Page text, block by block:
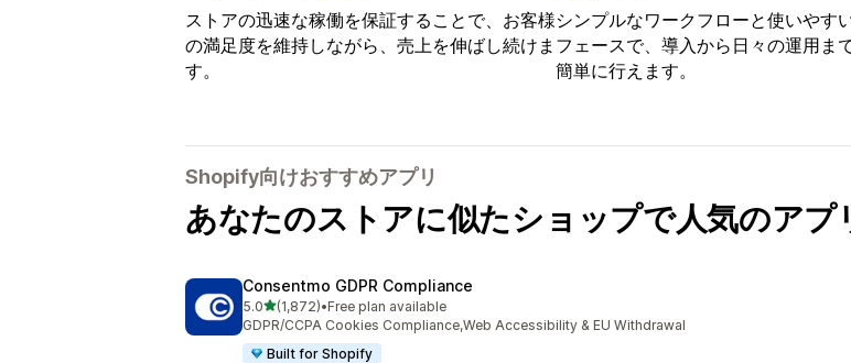
ストアの迅速な稼働を保証することで、お客様
の満足度を維持しながら、売上を伸ばし続けま
す。
シンプルなワークフローと使いやす
フェースで、導入から日々の運用ま
簡単に行えます。
Shopify向けおすすめアプリ
あなたのストアに似たショップで人気のアプ
Consentmo GDPR Compliance
5.05つ星中
(1,872)
合計レビュー数：1872件
•Free plan available
GDPR/CCPA Cookies Compliance,Web Accessibility & EU Withdrawal
Built for Shopify